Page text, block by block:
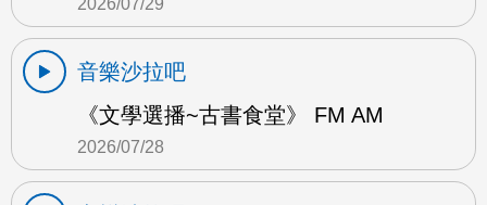
音樂沙拉吧
《文學選播~古書食堂》 FM AM
2026/07/28